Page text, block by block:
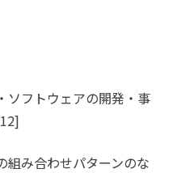
ソフトウェアの開発・事
組み合わせパターンのな